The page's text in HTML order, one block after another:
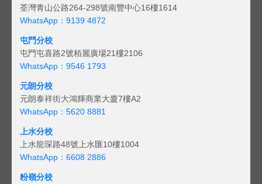
荃灣青山公路264-298號南豐中心16樓1614
WhatsApp：9139 4872
屯門分校
屯門屯喜路2號栢麗廣場21樓2106
WhatsApp：9546 1793
元朗分校
元朗泰祥街大鴻輝商業大廈7樓A2
WhatsApp：5620 8881
上水分校
上水龍琛路48號上水匯10樓1004
WhatsApp：6608 2886
粉嶺分校